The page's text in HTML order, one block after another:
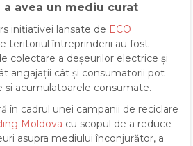
avea un mediu curat
inițiativei lansate de ECO
teritoriul întreprinderii au fost
colectare a deșeurilor electrice și
angajații cât și consumatorii pot
și acumulatoarele consumate.
în cadrul unei campanii de reciclare
Moldova cu scopul de a reduce
asupra mediului înconjurător, a